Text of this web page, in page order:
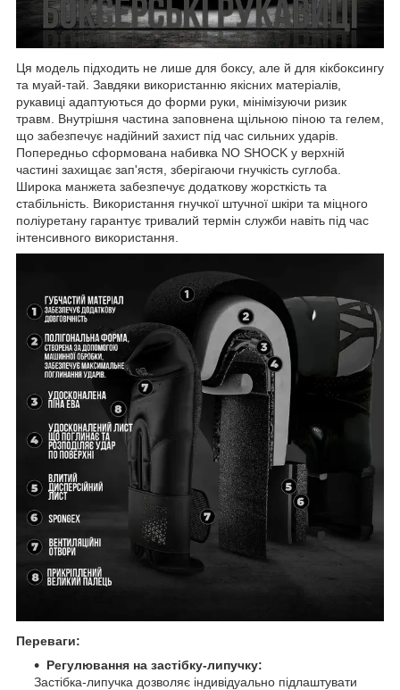
Ця модель підходить не лише для боксу, але й для кікбоксингу
та муай-тай. Завдяки використанню якісних матеріалів,
рукавиці адаптуються до форми руки, мінімізуючи ризик
травм. Внутрішня частина заповнена щільною піною та гелем,
що забезпечує надійний захист під час сильних ударів.
Попередньо сформована набивка NO SHOCK у верхній
частині захищає зап'ястя, зберігаючи гнучкість суглоба.
Широка манжета забезпечує додаткову жорсткість та
стабільність. Використання гнучкої штучної шкіри та міцного
поліуретану гарантує тривалий термін служби навіть під час
інтенсивного використання.
Переваги:
Регулювання на застібку-липучку:
Застібка-липучка дозволяє індивідуально підлаштувати